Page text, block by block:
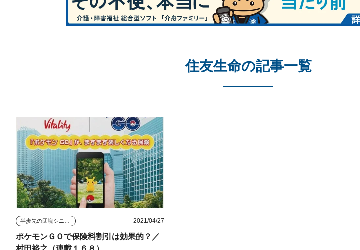
住友生命の記事一覧
2021/04/27
ポケモンＧＯで保険料割引は効果的？／